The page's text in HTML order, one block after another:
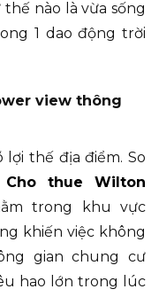
nào là vừa sống
1 dao động trời
view thông
thế địa điểm. So
Cho thue Wilton
trong khu vực
khiến việc không
gian chung cư
hao lớn trong lúc